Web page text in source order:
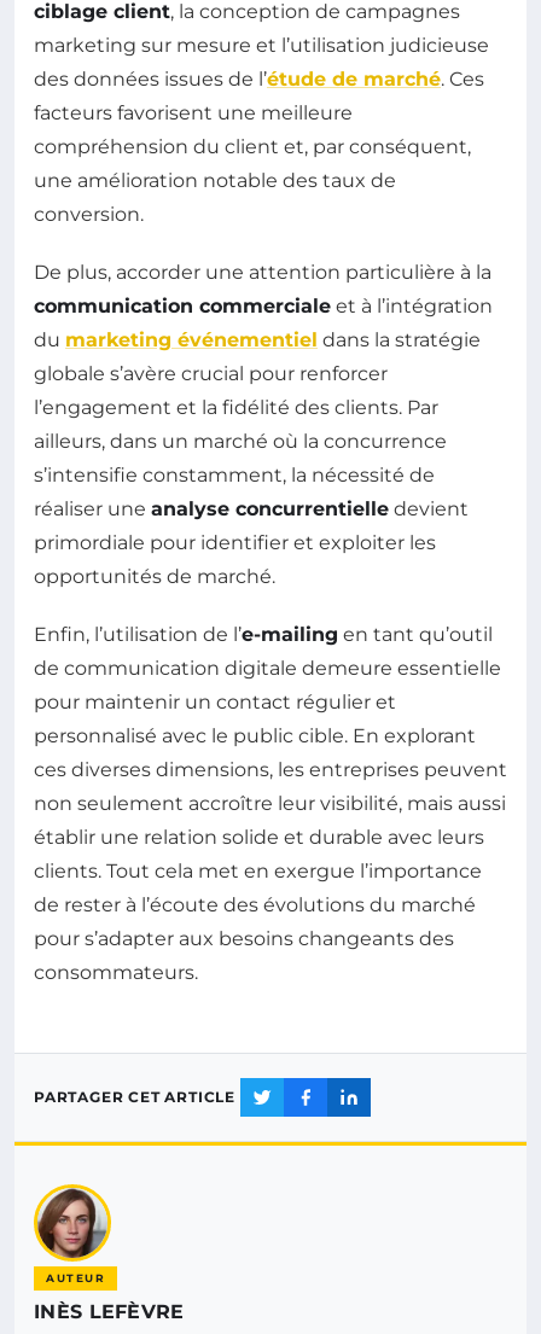
ciblage client, la conception de campagnes
marketing sur mesure et l’utilisation judicieuse
des données issues de l’étude de marché. Ces
facteurs favorisent une meilleure
compréhension du client et, par conséquent,
une amélioration notable des taux de
conversion.
De plus, accorder une attention particulière à la
communication commerciale et à l’intégration
du marketing événementiel dans la stratégie
globale s’avère crucial pour renforcer
l’engagement et la fidélité des clients. Par
ailleurs, dans un marché où la concurrence
s’intensifie constamment, la nécessité de
réaliser une analyse concurrentielle devient
primordiale pour identifier et exploiter les
opportunités de marché.
Enfin, l’utilisation de l’e-mailing en tant qu’outil
de communication digitale demeure essentielle
pour maintenir un contact régulier et
personnalisé avec le public cible. En explorant
ces diverses dimensions, les entreprises peuvent
non seulement accroître leur visibilité, mais aussi
établir une relation solide et durable avec leurs
clients. Tout cela met en exergue l’importance
de rester à l’écoute des évolutions du marché
pour s’adapter aux besoins changeants des
consommateurs.
PARTAGER CET ARTICLE
AUTEUR
INÈS LEFÈVRE